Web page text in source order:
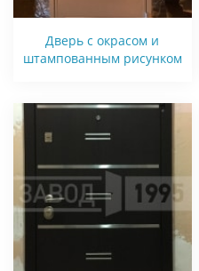
Дверь с окрасом и
штампованным рисунком